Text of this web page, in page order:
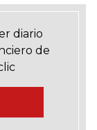
diario
de